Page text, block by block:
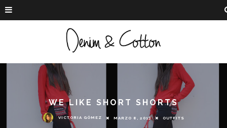
WE LIKE SHORT SHORTS
VICTORIA GÓMEZ MARZO 8, 2013 OUTFITS